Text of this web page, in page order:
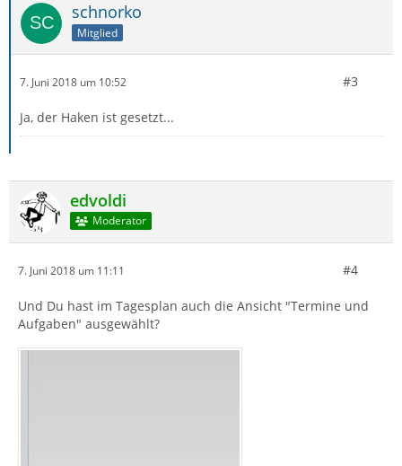
schnorko
Mitglied
7. Juni 2018 um 10:52 #3
Ja, der Haken ist gesetzt...
edvoldi
Moderator
7. Juni 2018 um 11:11 #4
Und Du hast im Tagesplan auch die Ansicht "Termine und
Aufgaben" ausgewählt?